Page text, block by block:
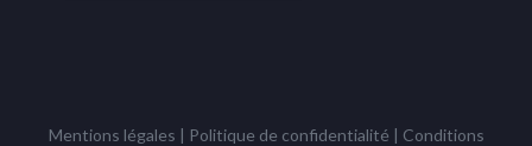
Mentions légales | Politique de confidentialité | Conditions